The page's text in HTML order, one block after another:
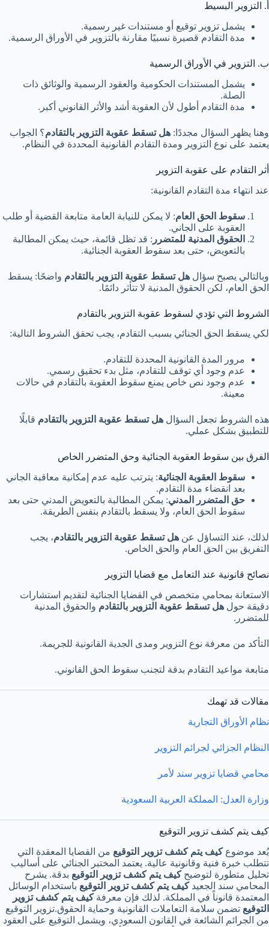
أ. التزوير البسيط
يشمل تزوير توقيع أو مستندات غير رسمية.
مدة التقادم قصيرة نسبيًا مقارنة بالتزوير في الأوراق الرسمية.
ب. التزوير في الأوراق الرسمية
يشمل المستندات الحكومية والعقود الرسمية والوثائق ذات
الصلة.
مدة التقادم أطول لأن العقوبة أشد والأثر القانوني أكبر.
وهنا يظهر السؤال مجددًا: هل تسقط عقوبة التزوير بالتقادم؟ الجواب
يعتمد على نوع التزوير ومدة التقادم القانونية المحددة في النظام.
أثر التقادم على عقوبة التزوير
عند انتهاء مدة التقادم القانونية:
سقوط الحق العام: لا يمكن للنيابة العامة متابعة القضية أو طلب
العقوبة على الجاني.
الحقوق المدنية للمتضرر : قد تظل قائمة، حيث يمكن المطالبة
بالتعويض، حتى بعد سقوط العقوبة الجنائية.
وبالتالي يصبح سؤال هل تسقط عقوبة التزوير بالتقادم واضحًا: يسقط
الحق العام، لكن الحقوق المدنية لا تتأثر دائمًا.
الشروط التي تؤدي لسقوط عقوبة التزوير بالتقادم
لكي يسقط الحق الجنائي بسبب التقادم، يجب تحقق الشروط التالية:
مرور المدة القانونية المحددة للتقادم.
عدم وجود أي توقف للتقادم، مثل بدء تحقيق رسمي.
عدم وجود نص خاص يمنع سقوط العقوبة بالتقادم في حالات
معينة.
هذه الشروط تجعل السؤال هل تسقط عقوبة التزوير بالتقادم قابلًا
للتطبيق بشكل عملي.
الفرق بين سقوط العقوبة الجنائية وحق المتضرر الخاص
سقوط العقوبة الجنائية: يترتب عليه عدم إمكانية معاقبة الجاني
بعد انقضاء مدة التقادم.
حق المتضرر المدني: يمكن المطالبة بالتعويض المدني حتى بعد
سقوط الحق العام، ولا يسقط بالتقادم بنفس الطريقة.
لذلك، عند التساؤل عن هل تسقط عقوبة التزوير بالتقادم، يجب
التفريق بين الحق العام والحق الخاص.
نصائح قانونية عند التعامل مع قضايا التزوير
الاستعانة بمحامي متخصص في القضايا الجنائية لتقديم استشارات
دقيقة حول هل تسقط عقوبة التزوير بالتقادم والحقوق المدنية
للمتضرر.
التأكد من معرفة نوع التزوير ومدى الجدية القانونية للجريمة.
متابعة مواعيد التقادم بدقة لتجنب سقوط الحق القانوني.
مقالات قد تهمك
نظام الأوراق التجارية
النظام الجزائي لجرائم التزوير
محامي قضايا تزوير سند لأمر
وزارة العدل: المملكة العربية السعودية
كيف يتم كشف تزوير التوقيع
يُعد موضوعكيف يتم كشف تزوير التوقيع من القضايا المعقدة التي
تتطلب خبرة فنية وقانونية عالية. يعتمد المختبر الجنائي على أساليب
تحليل متطورة لتوضيحكيف يتم كشف تزوير التوقيع بدقة. يشرح
المحامي سند الجعيدكيف يتم كشف تزوير التوقيع باستخدام الوسائل
المعتمدة قانوناً في المملكة. لذلك فإن معرفةكيف يتم كشف تزوير
التوقيع تضمن سلامة التعاملات القانونية وحماية الحقوق.تزوير التوقيع
من الجرائم الشائعة في القانون السعودي، ويشمل التوقيع على العقود